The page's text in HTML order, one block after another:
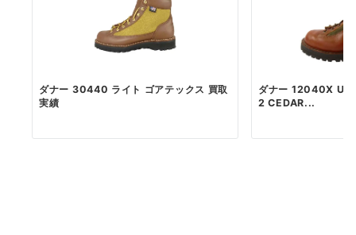
ダナー 30440 ライト ゴアテックス 買取
実績
ダナー 12040X
2 CEDAR...